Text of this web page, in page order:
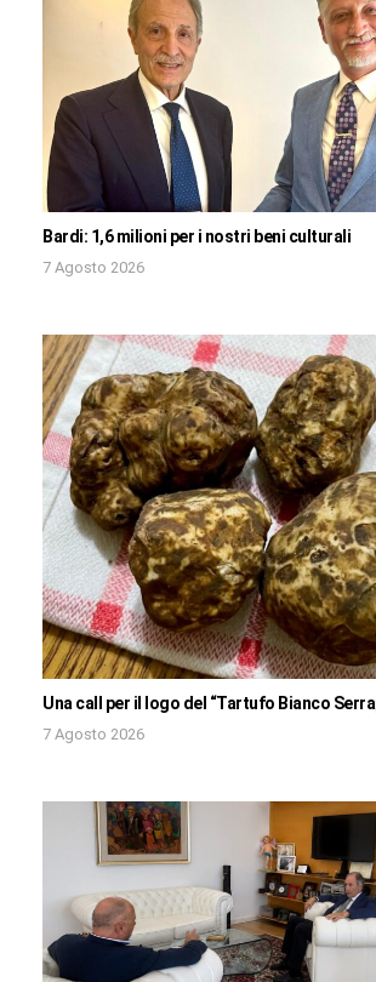
Bardi: 1,6 milioni per i nostri beni culturali
7 Agosto 2026
Una call per il logo del “Tartufo Bianco
7 Agosto 2026